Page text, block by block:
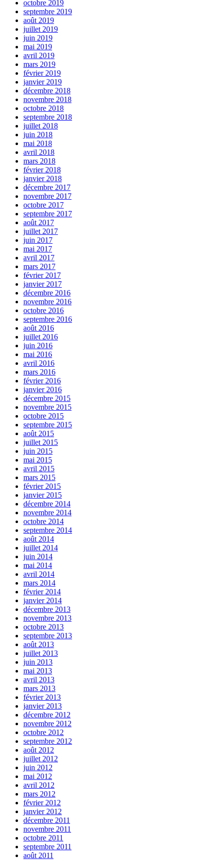
octobre 2019
septembre 2019
août 2019
juillet 2019
juin 2019
mai 2019
avril 2019
mars 2019
février 2019
janvier 2019
décembre 2018
novembre 2018
octobre 2018
septembre 2018
juillet 2018
juin 2018
mai 2018
avril 2018
mars 2018
février 2018
janvier 2018
décembre 2017
novembre 2017
octobre 2017
septembre 2017
août 2017
juillet 2017
juin 2017
mai 2017
avril 2017
mars 2017
février 2017
janvier 2017
décembre 2016
novembre 2016
octobre 2016
septembre 2016
août 2016
juillet 2016
juin 2016
mai 2016
avril 2016
mars 2016
février 2016
janvier 2016
décembre 2015
novembre 2015
octobre 2015
septembre 2015
août 2015
juillet 2015
juin 2015
mai 2015
avril 2015
mars 2015
février 2015
janvier 2015
décembre 2014
novembre 2014
octobre 2014
septembre 2014
août 2014
juillet 2014
juin 2014
mai 2014
avril 2014
mars 2014
février 2014
janvier 2014
décembre 2013
novembre 2013
octobre 2013
septembre 2013
août 2013
juillet 2013
juin 2013
mai 2013
avril 2013
mars 2013
février 2013
janvier 2013
décembre 2012
novembre 2012
octobre 2012
septembre 2012
août 2012
juillet 2012
juin 2012
mai 2012
avril 2012
mars 2012
février 2012
janvier 2012
décembre 2011
novembre 2011
octobre 2011
septembre 2011
août 2011